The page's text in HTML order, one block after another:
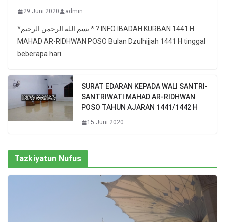
29 Juni 2020 admin
*بسم الله الرحمن الرحيم.* ? INFO IBADAH KURBAN 1441 H
MAHAD AR-RIDHWAN POSO Bulan Dzulhijjah 1441 H tinggal
beberapa hari
SURAT EDARAN KEPADA WALI SANTRI-
SANTRIWATI MAHAD AR-RIDHWAN
POSO TAHUN AJARAN 1441/1442 H
15 Juni 2020
Tazkiyatun Nufus